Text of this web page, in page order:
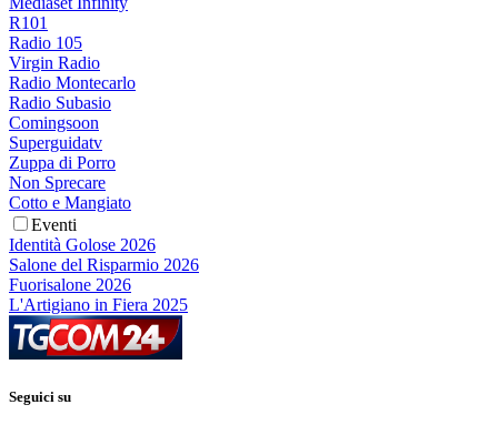
R101
Radio 105
Virgin Radio
Radio Montecarlo
Radio Subasio
Comingsoon
Superguidatv
Zuppa di Porro
Non Sprecare
Cotto e Mangiato
Eventi
Identità Golose 2026
Salone del Risparmio 2026
Fuorisalone 2026
L'Artigiano in Fiera 2025
Seguici su